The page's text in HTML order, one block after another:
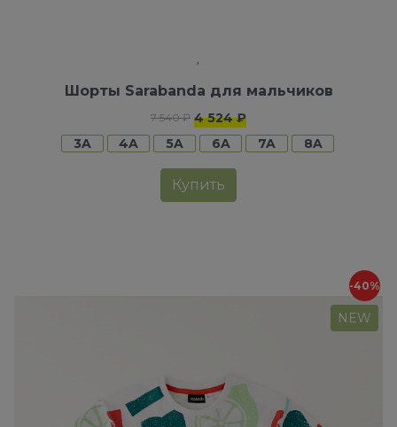
Шорты Sarabanda для мальчиков
7 540 ₽ 4 524 ₽
3A
4A 5A 6A 7A 8A
Купить
-40%
NEW